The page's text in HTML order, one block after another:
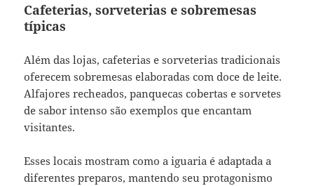
Cafeterias, sorveterias e sobremesas
típicas
Além das lojas, cafeterias e sorveterias tradicionais
oferecem sobremesas elaboradas com doce de leite.
Alfajores recheados, panquecas cobertas e sorvetes
de sabor intenso são exemplos que encantam
visitantes.
Esses locais mostram como a iguaria é adaptada a
diferentes preparos, mantendo seu protagonismo